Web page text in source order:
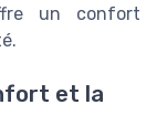
un confort
et la